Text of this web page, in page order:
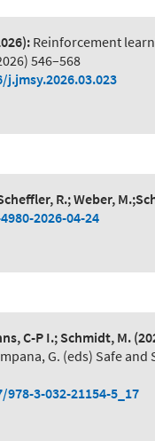
Reinforcement
546–568
R.; Weber,
2026-04-24
C-P I.; Schmidt, M.
G. (eds) Safe
3-032-21154-5_17